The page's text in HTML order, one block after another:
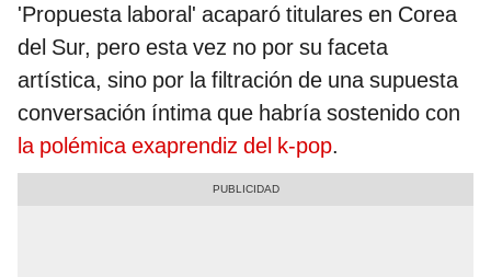
'Propuesta laboral' acaparó titulares en Corea
del Sur, pero esta vez no por su faceta
artística, sino por la filtración de una supuesta
conversación íntima que habría sostenido con
la polémica exaprendiz del k-pop.